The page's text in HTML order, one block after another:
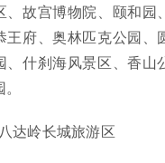
、故宫博物院、颐和园
王府、奥林匹克公园、
、什刹海风景区、香山
达岭长城旅游区